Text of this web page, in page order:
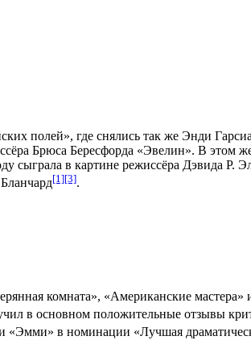
полей», где снялись так же Энди
Брюса Бересфорда «Эвелин». В этом
сыграла в картине режиссёра Дэвида Р.
[1][3].
комната», «Американские мастера»
в основном положительные отзывы
«Эмми» в номинации «Лучшая